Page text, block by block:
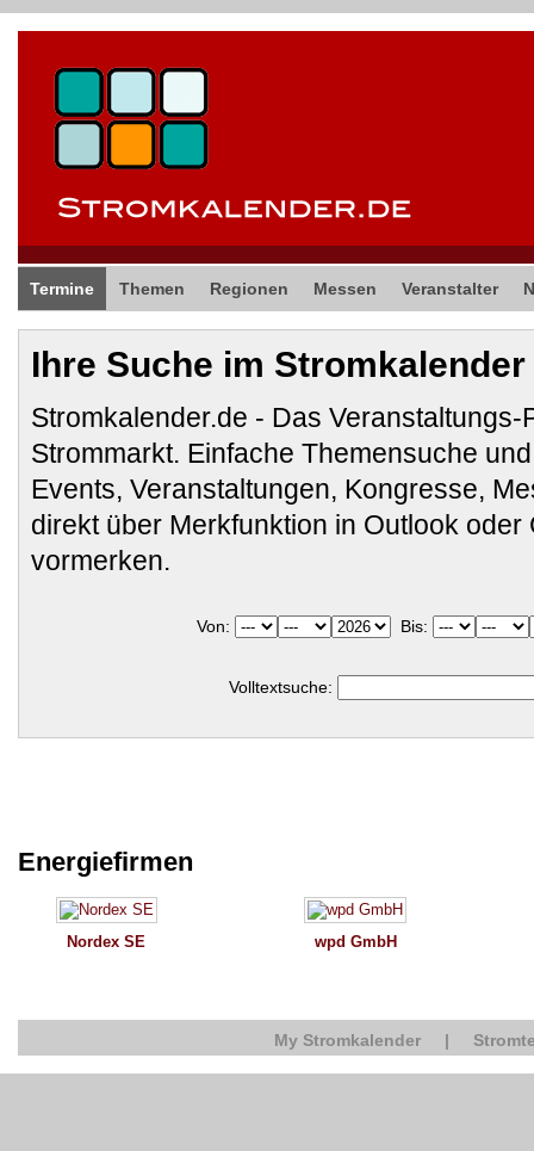
Termine Themen Regionen Messen Veranstalter
Ihre Suche im Stromkalender
Stromkalender.de - Das Veranstaltungs-
Strommarkt. Einfache Themensuche
Events, Veranstaltungen, Kongresse,
direkt über Merkfunktion in Outlook oder
vormerken.
Von: Bis:
Volltextsuche:
Energiefirmen
Nordex SE wpd GmbH
My Stromkalender |